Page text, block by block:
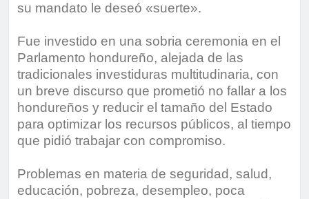
su mandato le deseó «suerte».
Fue investido en una sobria ceremonia en el
Parlamento hondureño, alejada de las
tradicionales investiduras multitudinaria, con
un breve discurso que prometió no fallar a los
hondureños y reducir el tamaño del Estado
para optimizar los recursos públicos, al tiempo
que pidió trabajar con compromiso.
Problemas en materia de seguridad, salud,
educación, pobreza, desempleo, poca